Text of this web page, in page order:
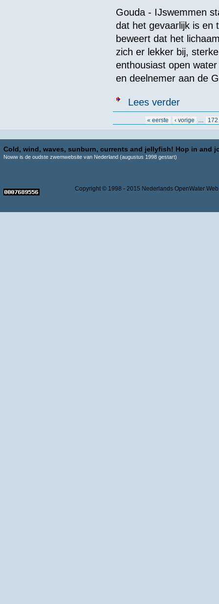
Gouda - IJswemmen
dat het gevaarlijk is en
beweert dat het
zich er lekker bij,
enthousiast open
en deelnemer aan de
Lees verderover
« eerste ‹ vorige … 172
Cold, wind, waves, sunburn, currents and jellyfish! Hop in and
Noww is de oudste zwemwebsite van Nederland (augustus 1998 gestart)
Copyright © 1998 - 2015 Nederlands OpenWater